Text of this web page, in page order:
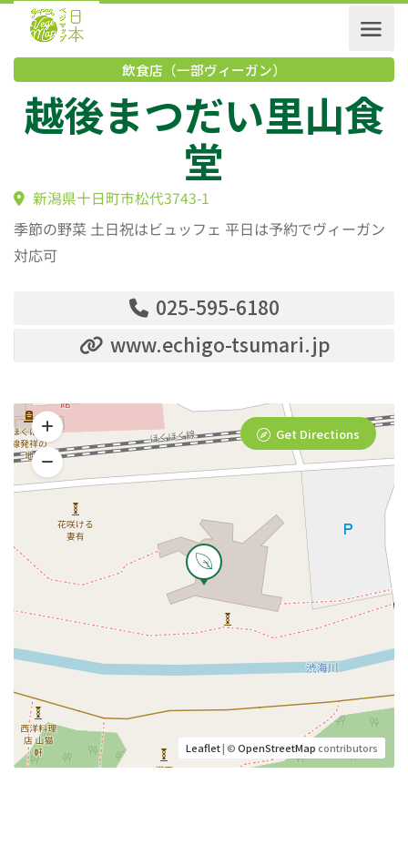
飲食店（一部ヴィーガン）
越後まつだい里山
堂
季節の野菜 土日祝はビュッフェ 平日は予約でヴィーガン
対応可
025-595-6180
www.echigo-tsumari.jp
Leaflet| ©OpenStreetMapcontributors
Get Directions